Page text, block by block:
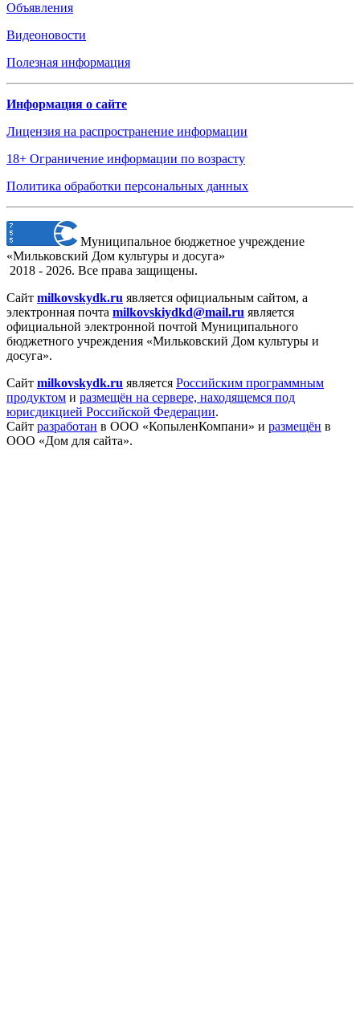
Объявления
Видеоновости
Полезная информация
Информация о сайте
Лицензия на распространение информации
18+ Ограничение информации по возрасту
Политика обработки персональных данных
Муниципальное бюджетное учреждение
«Мильковский Дом культуры и досуга»
2018 - 2026. Все права защищены.
Сайт milkovskydk.ru является официальным сайтом, а
электронная почта milkovskiydkd@mail.ru является
официальной электронной почтой Муниципального
бюджетного учреждения «Мильковский Дом культуры и
досуга».
Сайт milkovskydk.ru является Российским программным
продуктом и размещён на сервере, находящемся под
юрисдикцией Российской Федерации.
Сайт разработан в ООО «КопыленКомпани» и размещён в
ООО «Дом для сайта».